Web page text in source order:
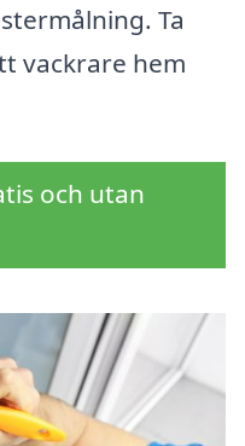
Ta
vackrare hem
och utan